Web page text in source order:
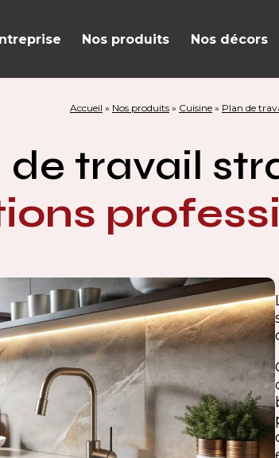
Nos produits Nos décors
Accueil » Nos produits » Cuisine » Plan de
de travail